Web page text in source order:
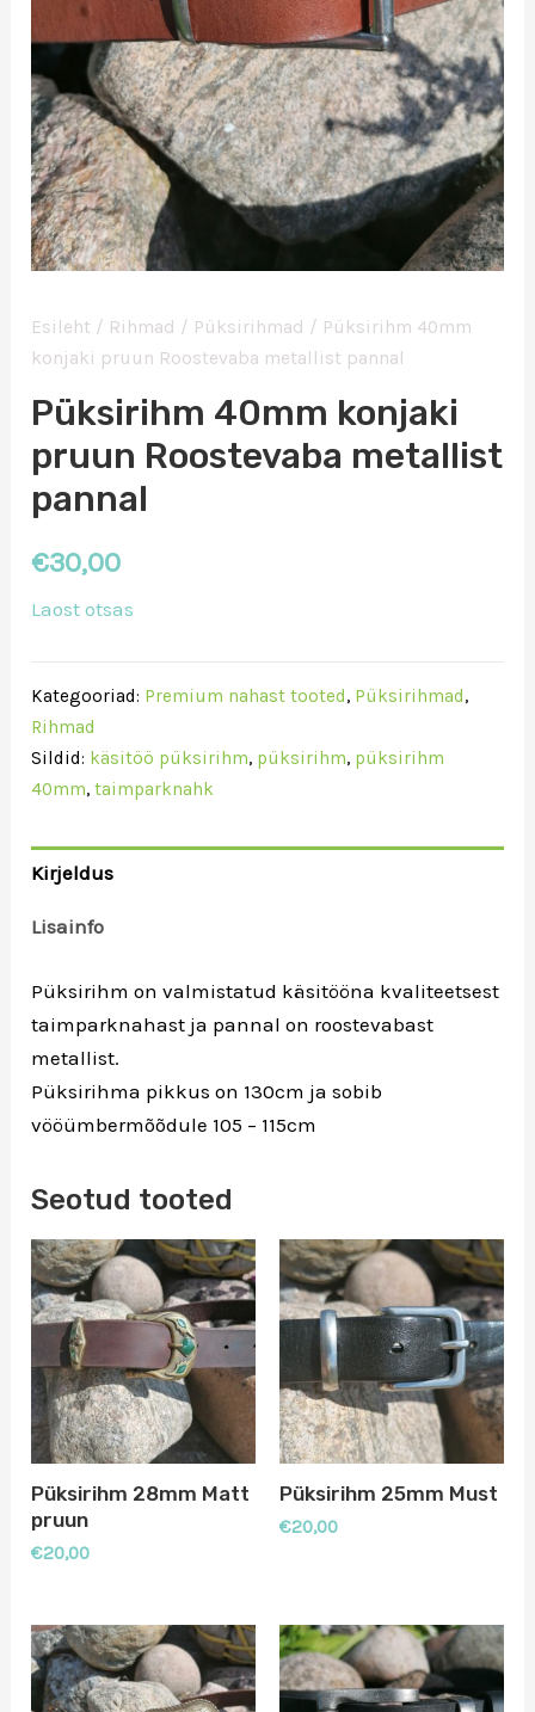
Esileht / Rihmad / Püksirihmad / Püksirihm 40mm
konjaki pruun Roostevaba metallist pannal
Püksirihm 40mm konjaki
pruun Roostevaba metallist
pannal
€30,00
Laost otsas
Kategooriad: Premium nahast tooted , Püksirihmad ,
Rihmad
Sildid: käsitöö püksirihm, püksirihm, püksirihm
40mm,taimparknahk
Kirjeldus
Lisainfo
Püksirihm on valmistatud käsitööna kvaliteetsest
taimparknahast ja pannal on roostevabast
metallist.
Püksirihma pikkus on 130cm ja sobib
vööümbermõõdule 105 – 115cm
Seotud tooted
Püksirihm 28mm Matt
pruun
€20,00
Püksirihm 25mm Must
€20,00